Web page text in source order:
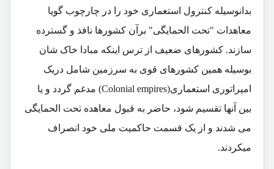
بدانوسیله کنترول استعماری خود را در چارچوب گویا
معاهدات "تحت الحمایگی" برآن کشورها نافذ و گسترده
سازند. کشورهای ضعیف از ترس اینکه مبادا خاک شان
بوسیله همین کشورهای قوی به سرزمین شامل دریک
امپراتوری استعماری(Colonial empires)
مدغم گردد و یا
بین آنها تقسیم شود، حاضر به قبول معاهده تحت الحمایگی
می شدند و از یک قسمت حاکمیت ملی خود انصراف
میکردند.